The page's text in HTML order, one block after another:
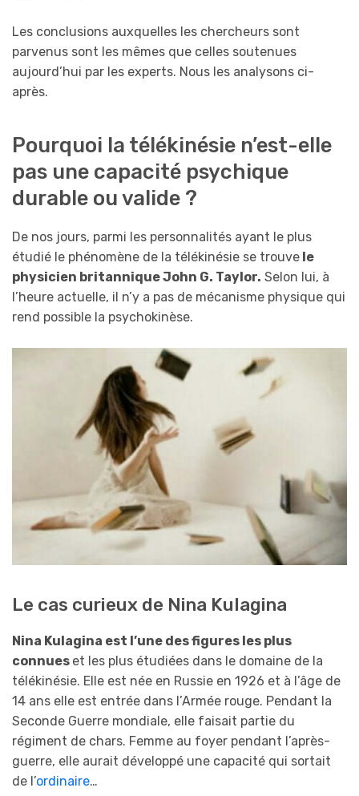
Les conclusions auxquelles les chercheurs sont
parvenus sont les mêmes que celles soutenues
aujourd’hui par les experts. Nous les analysons ci-
après.
Pourquoi la télékinésie n’est-elle
pas une capacité psychique
durable ou valide ?
De nos jours, parmi les personnalités ayant le plus
étudié le phénomène de la télékinésie se trouve le
physicien britannique John G. Taylor. Selon lui, à
l’heure actuelle, il n’y a pas de mécanisme physique qui
rend possible la psychokinèse.
Le cas curieux de Nina Kulagina
Nina Kulagina est l’une des figures les plus
connues et les plus étudiées dans le domaine de la
télékinésie. Elle est née en Russie en 1926 et à l’âge de
14 ans elle est entrée dans l’Armée rouge. Pendant la
Seconde Guerre mondiale, elle faisait partie du
régiment de chars. Femme au foyer pendant l’après-
guerre, elle aurait développé une capacité qui sortait
de l’ordinaire…